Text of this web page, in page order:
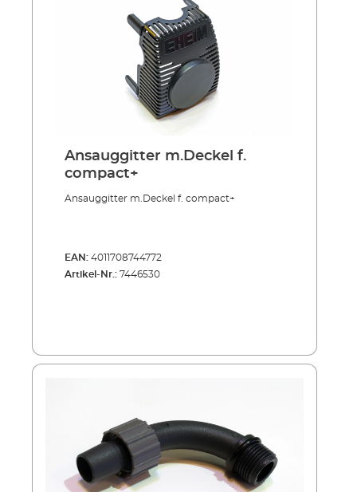
Ansauggitter m.Deckel f.
compact+
Ansauggitter m.Deckel f. compact+
EAN: 4011708744772
Artikel-Nr.: 7446530